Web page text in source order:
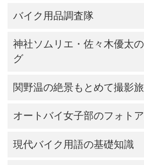
バイク用品調査隊
神社ソムリエ・佐々木優太
グ
関野温の絶景もとめて撮影旅
オートバイ女子部のフォト
現代バイク用語の基礎知識